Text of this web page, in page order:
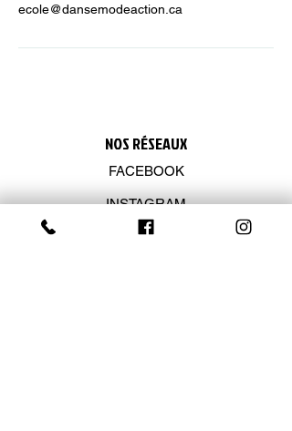
ecole@dansemodeaction.ca
NOS RÉSEAUX
FACEBOOK
INSTAGRAM
YOUTUBE